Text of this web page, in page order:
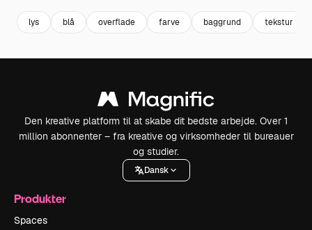
lys blå overflade farve baggrund tekstur
Den kreative platform til at skabe dit bedste arbejde. Over 1
million abonnenter – fra kreative og virksomheder til bureauer
og studier.
Dansk
Produkter
Spaces